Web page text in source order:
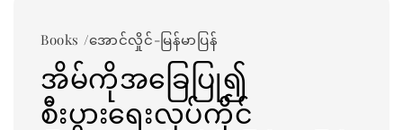
Books /အောင်လှိုင်-မြန်မာပြန်
အိမ်ကိုအခြေပြု၍
စီးပွားရေးလုပ်ကိုင်